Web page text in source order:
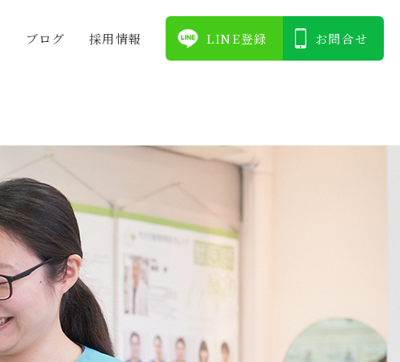
ブログ 採⽤情報 LINE登録 お問合せ